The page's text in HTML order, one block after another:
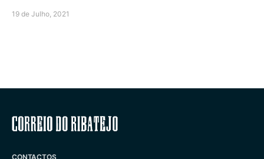
19 de Julho, 2021
Correio do Ribatejo
CONTACTOS